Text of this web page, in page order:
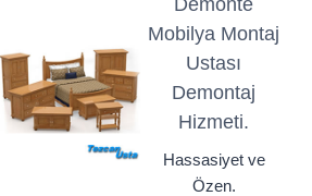
Demonte
Mobilya Montaj
Ustası
Demontaj
Hizmeti.
Hassasiyet ve
Özen.